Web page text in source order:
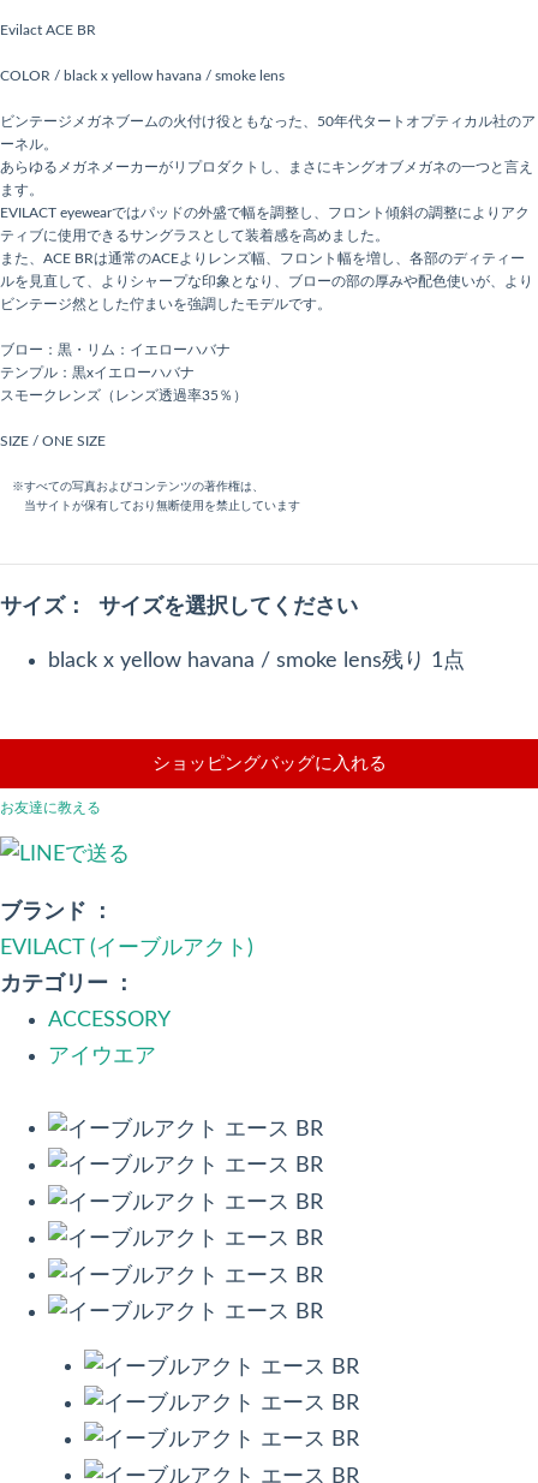
Evilact ACE BR
COLOR / black x yellow havana / smoke lens
ビンテージメガネブームの火付け役ともなった、50年代タートオプティカル社のア
ーネル。
あらゆるメガネメーカーがリプロダクトし、まさにキングオブメガネの一つと言え
ます。
EVILACT eyewearではパッドの外盛で幅を調整し、フロント傾斜の調整によりアク
ティブに使用できるサングラスとして装着感を高めました。
また、ACE BRは通常のACEよりレンズ幅、フロント幅を増し、各部のディティー
ルを見直して、よりシャープな印象となり、ブローの部の厚みや配色使いが、より
ビンテージ然とした佇まいを強調したモデルです。
ブロー：黒・リム：イエローハバナ
テンプル：黒xイエローハバナ
スモークレンズ（レンズ透過率35％）
SIZE / ONE SIZE
※すべての写真およびコンテンツの著作権は、
当サイトが保有しており無断使用を禁止しています
サイズ： サイズを選択してください
black x yellow havana / smoke lens残り 1点
ショッピングバッグに入れる
お友達に教える
ブランド ：
EVILACT (イーブルアクト)
カテゴリー ：
ACCESSORY
アイウエア